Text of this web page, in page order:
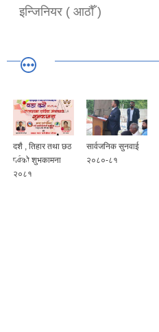
इन्जिनियर ( आठौँ )
दशै , तिहार तथा छठ
पर्वको शुभकामना
२०८१
सार्वजनिक सुनवाई
२०८०-८१